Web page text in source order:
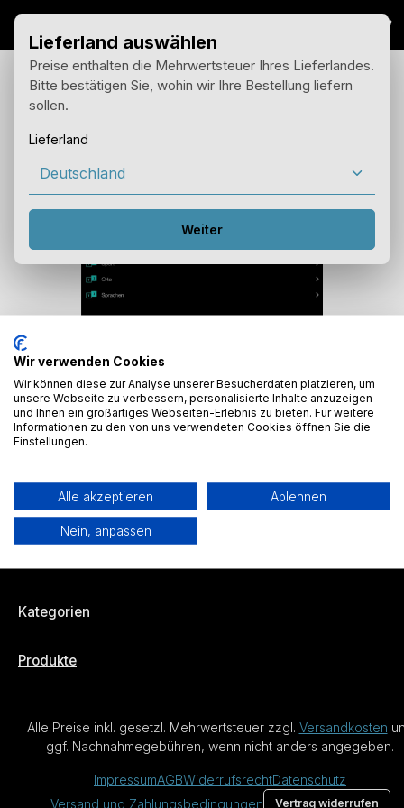
Zum Hauptinhalt springen
TuneIn für Web-Radios
Bildergalerie überspringen
Alle trivum SoundSysteme haben TuneIn Online Radio
vorinstalliert. D.h. Du musst nichts weiter tun. Nach dem
Start des Systems findest Du TuneIn in Hauptmenü und
kannst sofort Deine Lieblingsradiosender hören.
Hilfe
Kategorien
Produkte
Alle Preise inkl. gesetzl. Mehrwertsteuer zzgl. Versandkosten
ggf. Nachnahmegebühren, wenn nicht anders angegeben.
ImpressumAGBWiderrufsrechtDatenschutz
Versand und Zahlungsbedingungen
Vertrag widerrufen
Lieferland auswählen
Preise enthalten die Mehrwertsteuer Ihres Lieferlandes.
Bitte bestätigen Sie, wohin wir Ihre Bestellung liefern
sollen.
Lieferland
Weiter
Wir verwenden Cookies
Wir können diese zur Analyse unserer Besucherdaten platzieren, um
unsere Webseite zu verbessern, personalisierte Inhalte anzuzeigen
und Ihnen ein großartiges Webseiten-Erlebnis zu bieten. Für weitere
Informationen zu den von uns verwendeten Cookies öffnen Sie die
Einstellungen.
Alle akzeptieren Ablehnen
Nein, anpassen